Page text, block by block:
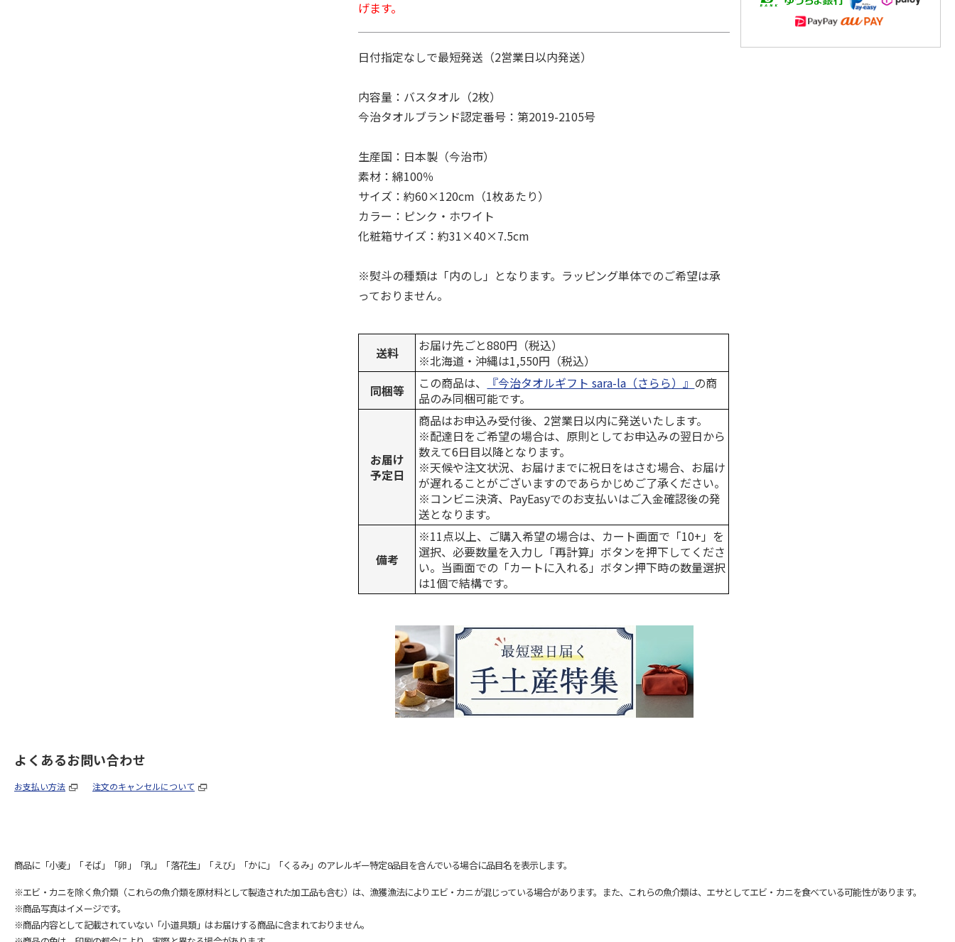
げます。
日付指定なしで最短発送（2営業日以内発送）
内容量：バスタオル（2枚）
今治タオルブランド認定番号：第2019-2105号
生産国：日本製（今治市）
素材：綿100％
サイズ：約60×120cm（1枚あたり）
カラー：ピンク・ホワイト
化粧箱サイズ：約31×40×7.5cm
※熨斗の種類は「内のし」となります。ラッピング単体でのご希望は承
っておりません。
送料
お届け先ごと880円（税込）
※北海道・沖縄は1,550円（税込）
同梱等
この商品は、 『今治タオルギフト sara-la（さらら）』 の商
品のみ同梱可能です。
お届け
予定日
商品はお申込み受付後、2営業日以内に発送いたします。
※配達日をご希望の場合は、原則としてお申込みの翌日から
数えて6日目以降となります。
※天候や注文状況、お届けまでに祝日をはさむ場合、お届け
が遅れることがございますのであらかじめご了承ください。
※コンビニ決済、PayEasyでのお支払いはご入金確認後の発
送となります。
備考
※11点以上、ご購入希望の場合は、カート画面で「10+」を
選択、必要数量を入力し「再計算」ボタンを押下してくださ
い。当画面での「カートに入れる」ボタン押下時の数量選択
は1個で結構です。
よくあるお問い合わせ
お支払い方法 注文のキャンセルについて
商品に「小麦」「そば」「卵」「乳」「落花生」「えび」「かに」「くるみ」のアレルギー特定8品目を含んでいる場合に品目名を表示します。
※エビ・カニを除く魚介類（これらの魚介類を原材料として製造された加工品も含む）は、漁獲漁法によりエビ・カニが混じっている場合があります。また、これらの魚介類は、エサとしてエビ・カニを食べている可能性があります。
※商品写真はイメージです。
※商品内容として記載されていない「小道具類」はお届けする商品に含まれておりません。